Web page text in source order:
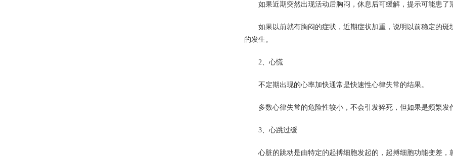
如果近期突然出现活动后胸闷，休息后可缓解，提示可能患了
如果以前就有胸闷的症状，近期症状加重，说明以前稳定的斑
的发生。
2、心慌
不定期出现的心率加快通常是快速性心律失常的结果。
多数心律失常的危险性较小，不会引发猝死，但如果是频繁发
3、心跳过缓
心脏的跳动是由特定的起搏细胞发起的，起搏细胞功能变差，